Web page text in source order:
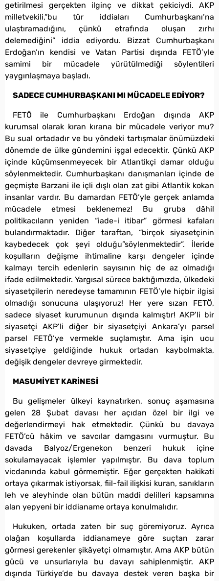
getirilmesi gerçekten ilginç ve dikkat çekiciydi. AKP
milletvekili,“bu tür iddiaları Cumhurbaşkanı’na
ulaştıramadığını, çünkü etrafında oluşan zırhı
delemediğini” iddia ediyordu. Bizzat Cumhurbaşkanı
Erdoğan’ın kendisi ve Vatan Partisi dışında FETÖ’yle
samimi bir mücadele yürütülmediği söylentileri
yaygınlaşmaya başladı.
SADECE CUMHURBAŞKANI MI MÜCADELE EDİYOR?
FETÖ ile Cumhurbaşkanı Erdoğan dışında AKP
kurumsal olarak kıran kırana bir mücadele veriyor mu?
Bu sual ortadadır ve bu yöndeki tartışmalar önümüzdeki
dönemde de ülke gündemini işgal edecektir. Çünkü AKP
içinde küçümsenmeyecek bir Atlantikçi damar olduğu
söylenmektedir. Cumhurbaşkanı danışmanları içinde de
geçmişte Barzani ile içli dışlı olan zat gibi Atlantik kokan
insanlar vardır. Bu damardan FETÖ’yle gerçek anlamda
mücadele etmesi beklenemez! Bu gruba dâhil
politikacıların yeniden “iade-i itibar” görmesi kafaları
bulandırmaktadır. Diğer taraftan, “birçok siyasetçinin
kaybedecek çok şeyi olduğu”söylenmektedir”. İleride
koşulların değişme ihtimaline karşı dengeler içinde
kalmayı tercih edenlerin sayısının hiç de az olmadığı
ifade edilmektedir. Yargısal sürece baktığımızda, ülkedeki
siyasetçilerin neredeyse tamamının FETÖ’yle hiçbir ilgisi
olmadığı sonucuna ulaşıyoruz! Her yere sızan FETÖ,
sadece siyaset kurumunun dışında kalmıştır! AKP’li bir
siyasetçi AKP’li diğer bir siyasetçiyi Ankara’yı parsel
parsel FETÖ’ye vermekle suçlamıştır. Ama işin ucu
siyasetçiye geldiğinde hukuk ortadan kaybolmakta,
değişik dengeler devreye girmektedir.
MASUMİYET KARİNESİ
Bu gelişmeler ülkeyi kaynatırken, sonuç aşamasına
gelen 28 Şubat davası her açıdan özel bir ilgi ve
değerlendirmeyi hak etmektedir. Çünkü bu davaya
FETÖ’cü hâkim ve savcılar damgasını vurmuştur. Bu
davada Balyoz/Ergenekon benzeri hukuk içine
sokulamayacak işlemler yapılmıştır. Bu dava toplum
vicdanında kabul görmemiştir. Eğer gerçekten hakikati
ortaya çıkarmak istiyorsak, fiil-fail ilişkisi kuran, sanıkların
leh ve aleyhinde olan bütün maddi delilleri kapsamına
alan yepyeni bir iddianame ortaya konulmalıdır.
Hukuken, ortada zaten bir suç göremiyoruz. Ayrıca
olağan koşullarda iddianameye göre suçtan zarar
görmesi gerekenler şikâyetçi olmamıştır. Ama AKP bütün
gücü ve unsurlarıyla bu davayı sahiplenmiştir. AKP
dışında Türkiye’de bu davaya destek veren başka bir